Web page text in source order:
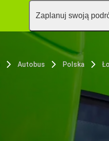
Zaplanuj swoją
Autobus Polska